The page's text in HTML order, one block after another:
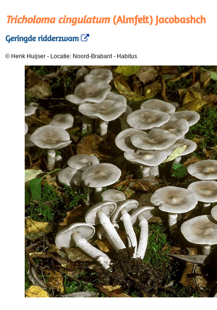
Tricholoma cingulatum(Almfelt) Jacobashch
Geringde ridderzwam
© Henk Huijser - Locatie: Noord-Brabant- Habitus